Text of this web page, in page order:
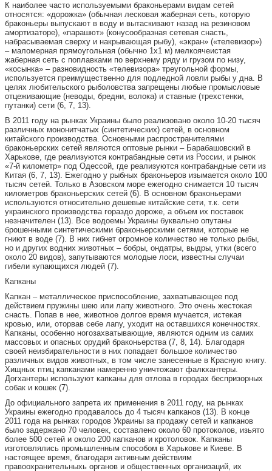
К наиболее часто используемыми браконьерами видам сетей
относятся: «дорожка» (обычная лесковая жаберная сеть, которую
браконьеры выпускают в воду и вытаскивают назад на резиновом
амортизаторе), «парашют» (конусообразная сетевая снасть,
набрасываемая сверху и накрывающая рыбу), «экран» («телевизор»)
– маломерная прямоугольная (обычно 1х1 м) мелкоячеистая
жаберная сеть с поплавками по верхнему ряду и грузом по низу,
«косынка» – разновидность «телевизора» треугольной формы,
используется преимущественно для подледной ловли рыбы у дна. В
целях любительского рыболовства запрещены любые промысловые
отцеживающие (неводы, бредни, волока) и ставные (трехстенки,
путанки) сети (6, 7, 13).
В 2011 году на рынках Украины было реализовано около 10-20 тысяч
различных мононитчатых (синтетических) сетей, в основном
китайского производства. Основными распространителями
браконьерских сетей являются оптовые рынки – Барабашовский в
Харькове, где реализуются контрабандные сети из России, и рынок
«7-й километр» под Одессой, где реализуются контрабандные сети из
Китая (6, 7, 13). Ежегодно у рыбных браконьеров изымается около 100
тысяч сетей. Только в Азовском море ежегодно снимается 10 тысяч
километров браконьерских сетей (6). В основном браконьерами
используются относительно дешевые китайские сети, т.к. сети
украинского производства гораздо дороже, а объем их поставок
незначителен (13). Все водоемы Украины буквально опутаны
брошенными синтетическими браконьерскими сетями, которые не
гниют в воде (7). В них гибнет огромное количество не только рыбы,
но и других водних животных – бобры, ондатры, выдры, утки (всего
около 20 видов), запутываются молодые лоси, известны случаи
гибели купающихся людей (7).
Капканы
Капкан – металлическое приспособление, захватывающее под
действием пружины шею или лапу животного. Это очень жестокая
снасть. Попав в нее, животное долгое время мучается, истекая
кровью, или, оторвав себе лапу, уходит на оставшихся конечностях.
Капканы, особенно ногозахватывающие, являются одним из самих
массовых и опасных орудий браконьерства (7, 8, 14). Благодаря
своей неизбирательности в них попадает большое количество
различных видов животных, в том числе занесенные в Красную книгу.
Хищных птиц капканами намеренно уничтожают фалкхантеры.
Догхантеры используют капканы для отлова в городах беспризорных
собак и кошек (7).
До официального запрета их применения в 2011 году, на рынках
Украины ежегодно продавалось до 4 тысяч капканов (13). В конце
2011 года на рынках городов Украины за продажу сетей и капканов
было задержано 70 человек, составлено около 60 протоколов, изьято
более 500 сетей и около 200 капканов и кротоловок. Капканы
изготовлялись промышленным способом в Харькове и Киеве. В
настоящее время, благодаря активным действиям
правоохранительныхь органов и общественных организаций, их